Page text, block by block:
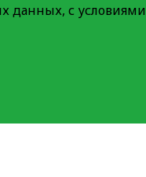
данных, с условиями